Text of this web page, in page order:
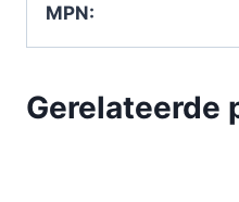
MPN:
Gerelateerde